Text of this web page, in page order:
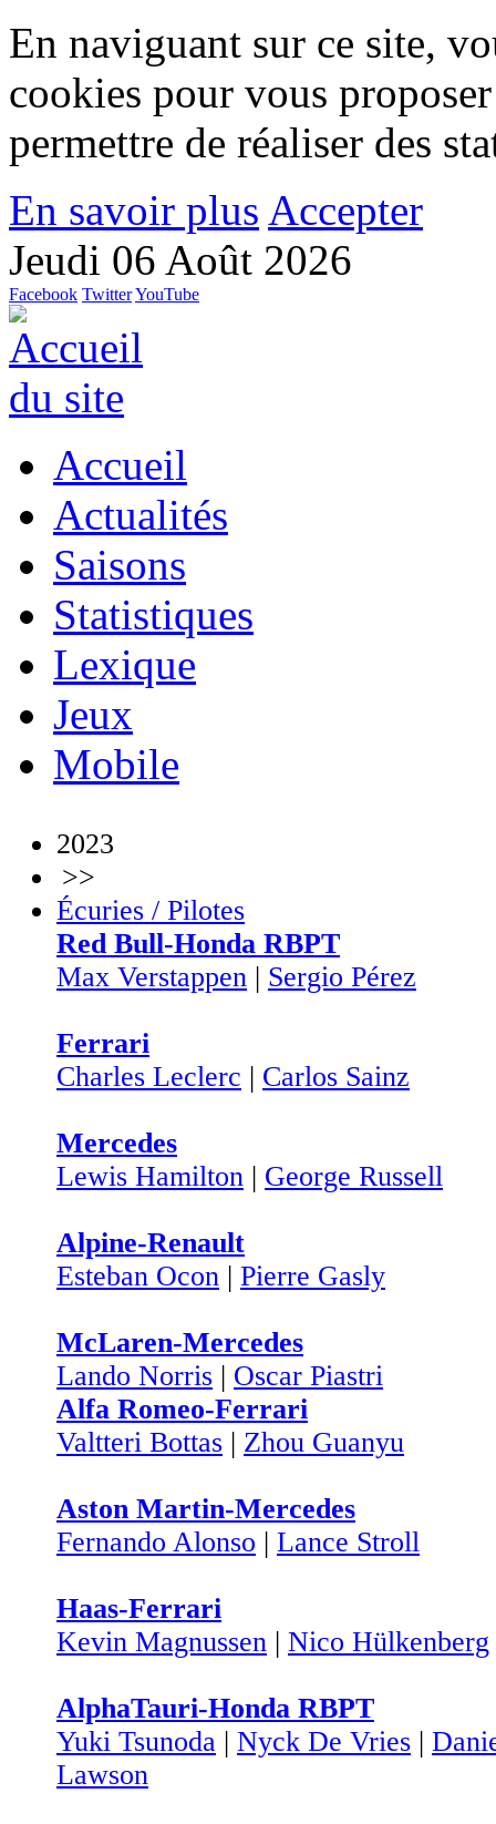
En naviguant sur ce site,
cookies pour vous
permettre de réaliser des
En savoir plus Accepter
Jeudi 06 Août 2026
Facebook TwitterYouTube
Accueil
Actualités
Saisons
Statistiques
Lexique
Jeux
Mobile
2023
>>
Écuries / Pilotes
Red Bull-Honda RBPT
Max Verstappen | Sergio Pérez
Ferrari
Charles Leclerc | Carlos Sainz
Mercedes
Lewis Hamilton | George Russell
Alpine-Renault
Esteban Ocon | Pierre Gasly
McLaren-Mercedes
Lando Norris | Oscar Piastri
Alfa Romeo-Ferrari
Valtteri Bottas | Zhou Guanyu
Aston Martin-Mercedes
Fernando Alonso | Lance Stroll
Haas-Ferrari
Kevin Magnussen | Nico Hülkenberg
AlphaTauri-Honda RBPT
Yuki Tsunoda | Nyck De Vries |
Lawson